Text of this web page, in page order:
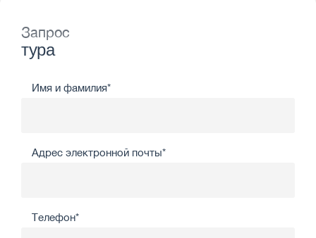
Запрос
тура
Имя и фамилия*
Адрес электронной почты*
Телефон*